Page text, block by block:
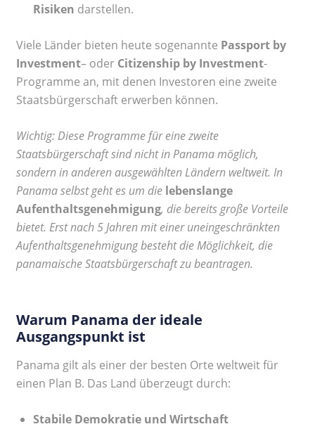
Risiken darstellen.
Viele Länder bieten heute sogenannte Passport by
Investment– oder Citizenship by Investment-
Programme an, mit denen Investoren eine zweite
Staatsbürgerschaft erwerben können.
Wichtig: Diese Programme für eine zweite
Staatsbürgerschaft sind nicht in Panama möglich,
sondern in anderen ausgewählten Ländern weltweit. In
Panama selbst geht es um die lebenslange
Aufenthaltsgenehmigung, die bereits große Vorteile
bietet. Erst nach 5 Jahren mit einer uneingeschränkten
Aufenthaltsgenehmigung besteht die Möglichkeit, die
panamaische Staatsbürgerschaft zu beantragen.
Warum Panama der ideale
Ausgangspunkt ist
Panama gilt als einer der besten Orte weltweit für
einen Plan B. Das Land überzeugt durch:
Stabile Demokratie und Wirtschaft